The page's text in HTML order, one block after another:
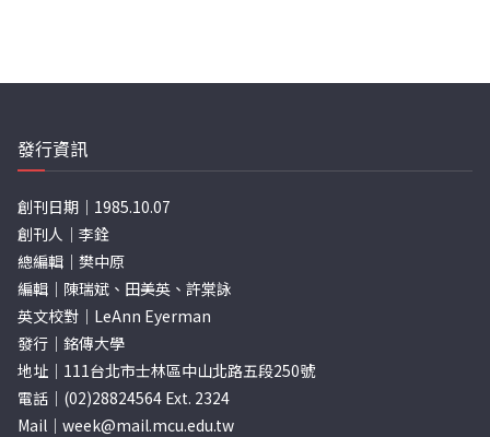
發行資訊
創刊日期｜1985.10.07
創刊人｜李銓
總編輯｜樊中原
編輯｜陳瑞斌、田美英、許棠詠
英文校對｜LeAnn Eyerman
發行｜銘傳大學
地址｜111台北市士林區中山北路五段250號
電話｜(02)28824564 Ext. 2324
Mail｜ week@mail.mcu.edu.tw